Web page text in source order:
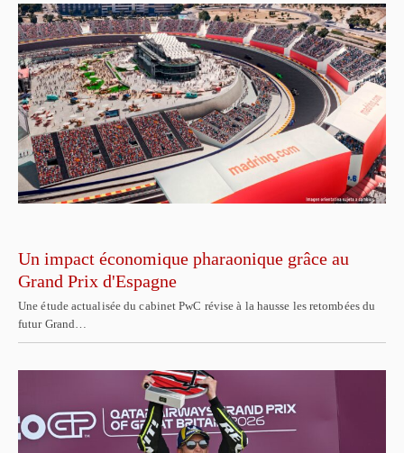
Un impact économique pharaonique grâce au
Grand Prix d'Espagne
Une étude actualisée du cabinet PwC révise à la hausse les retombées du
futur Grand…